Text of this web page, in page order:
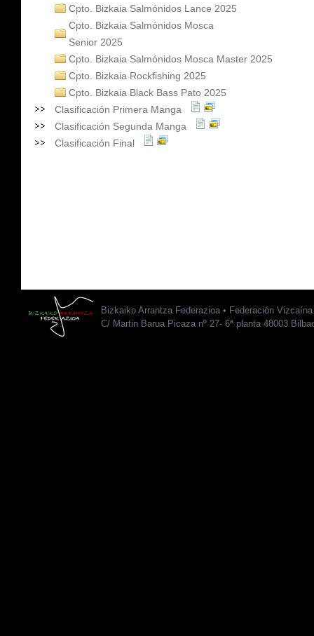
Cpto. Bizkaia Salmónidos Lance 2025
Cpto. Bizkaia Salmónidos Mosca
Senior 2025
Cpto. Bizkaia Salmónidos Mosca Master 2025
Cpto. Bizkaia Rockfishing 2025
Cpto. Bizkaia Black Bass Pato 2025
Clasificación Primera Manga
Clasificación Segunda Manga
Clasificación Final
Bizkaiko Arrantza Federazioa • Federación
C/ Martin Barua Picaza nº 27- 6ª planta 48003